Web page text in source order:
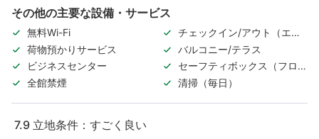
その他の主要な設備・サービス
無料Wi-Fi
チェックイン/アウト（エク
スプレス）
荷物預かりサービス
バルコニー/テラス
ビジネスセンター
セーフティボックス（フロン
ト）
全館禁煙 清掃（毎日）
7.9 立地条件：すごく良い